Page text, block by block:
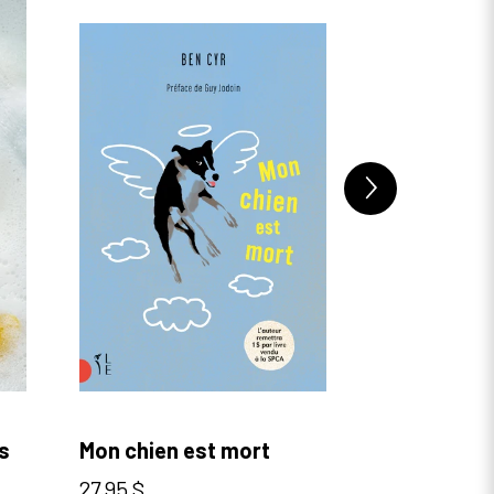
Mon chien est mort
Prix normal
27,95 $